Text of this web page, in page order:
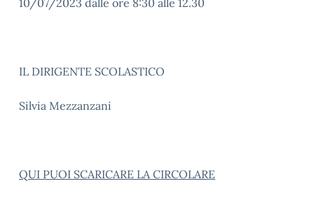
10/07/2023 dalle ore 8:30 alle 12.30
IL DIRIGENTE SCOLASTICO
Silvia Mezzanzani
QUI PUOI SCARICARE LA CIRCOLARE